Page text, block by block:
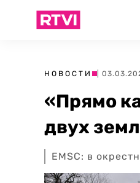
НОВОСТИ |
«Прямо
двух
EMSC: в